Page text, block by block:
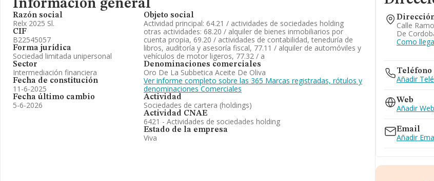
Información general
Razón social
Relx 2025 Sl.
CIF
B22545057
Forma jurídica
Sociedad limitada unipersonal
Sector
Intermediación financiera
Fecha de constitución
11-6-2025
Fecha último cambio
5-6-2026
Objeto social
Actividad principal: 64.21 / actividades de sociedades holding
otras actividades: 68.20 / alquiler de bienes inmobiliarios por
cuenta propia, 69.20 / actividades de contabilidad, teneduría de
libros, auditoría y asesoría fiscal, 77.11 / alquiler de automóviles y
vehículos de motor ligeros, 77.32 / a
Denominaciones comerciales
Oro De La Subbetica Aceite De Oliva
Ver informe completo sobre las 365 Marcas registradas, rótulos y
denominaciones Comerciales
Actividad
Sociedades de cartera (holdings)
Actividad CNAE
6421 - Actividades de sociedades holding
Estado de la empresa
Viva
Calle
De
Como
Teléfono
Añadir
Web
Añadir Web
Email
Añadir